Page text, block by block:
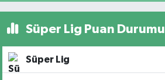
Süper Lig Puan Durumu
Süper Lig